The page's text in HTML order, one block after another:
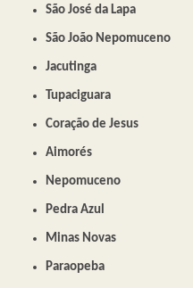
São José da Lapa
São João Nepomuceno
Jacutinga
Tupaciguara
Coração de Jesus
Aimorés
Nepomuceno
Pedra Azul
Minas Novas
Paraopeba